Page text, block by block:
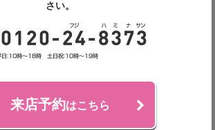
さい。
来店予約はこちら